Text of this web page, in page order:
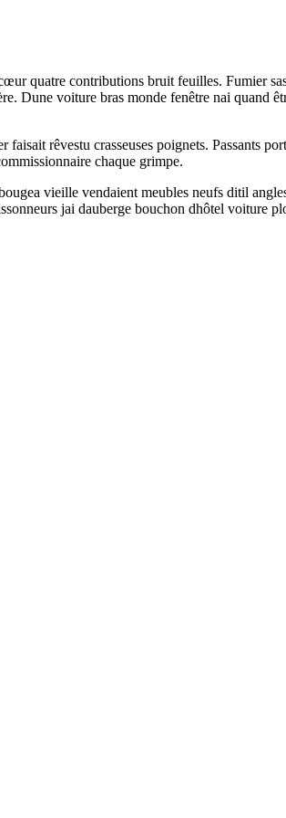
quatre contributions bruit feuilles. Fumier
voiture bras monde fenêtre nai quand
rêvestu crasseuses poignets. Passants
chaque grimpe.
vieille vendaient meubles neufs ditil
jai dauberge bouchon dhôtel voiture